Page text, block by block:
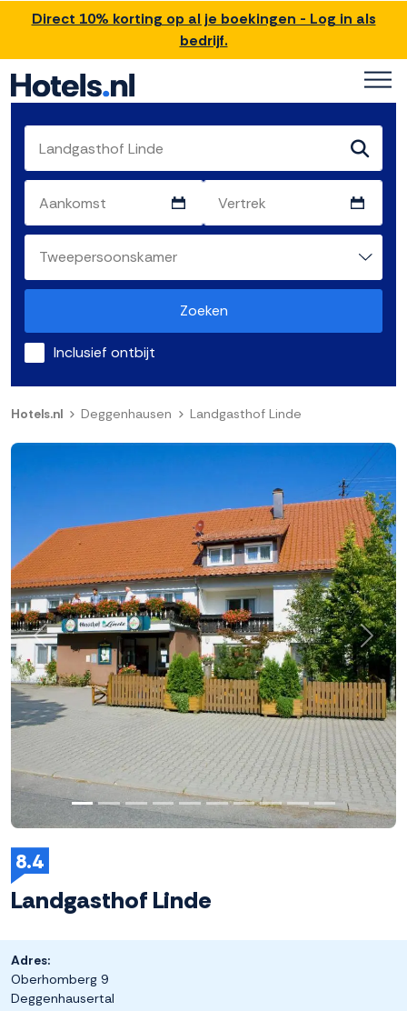
Direct 10% korting op al je boekingen - Log in als
bedrijf.
Zoeken
Inclusief ontbijt
Hotels.nl Deggenhausen Landgasthof Linde
8.4
Landgasthof Linde
Adres:
Oberhomberg 9
Deggenhausertal